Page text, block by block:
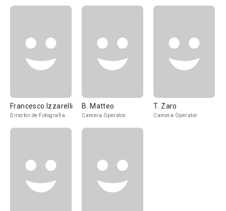
Francesco Izzarelli
Director de Fotografía
B. Matteo
Camera Operator
T. Zaro
Camera Operator